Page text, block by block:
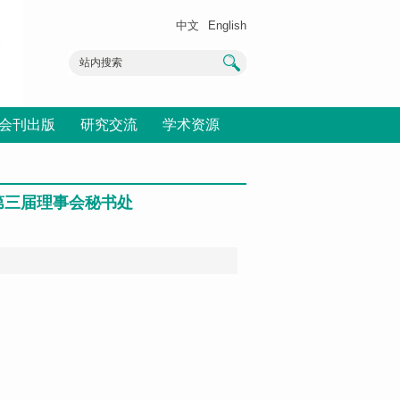
中文 English
刊出版 研究交流 学术资源
届理事会秘书处